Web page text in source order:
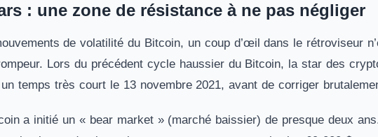
: une zone de résistance à ne pas négliger
de volatilité du Bitcoin, un coup d’œil dans le rétroviseur
Lors du précédent cycle haussier du Bitcoin, la star des
temps très court le 13 novembre 2021, avant de corriger
a initié un « bear market » (marché baissier) de presque deux